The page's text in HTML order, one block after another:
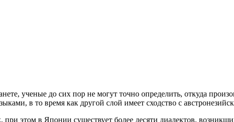
ученые до сих пор не могут точно определить, откуда
в то время как другой слой имеет сходство с
этом в Японии существует более десяти диалектов,